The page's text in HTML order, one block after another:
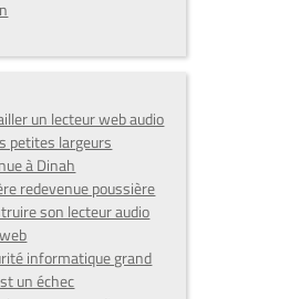
un lecteur web audio
petites largeurs
à Dinah
redevenue poussière
son lecteur audio
informatique grand
un échec